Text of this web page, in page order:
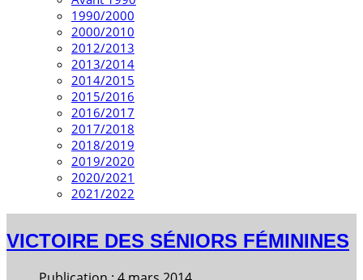
1990/2000
2000/2010
2012/2013
2013/2014
2014/2015
2015/2016
2016/2017
2017/2018
2018/2019
2019/2020
2020/2021
2021/2022
VICTOIRE DES SÉNIORS FÉMININES